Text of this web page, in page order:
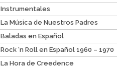
Instrumentales
La Música de Nuestros Padres
Baladas en Español
Rock ‘n Roll en Español 1960 – 1970
La Hora de Creedence